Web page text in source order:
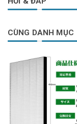
CÙNG DANH MỤC